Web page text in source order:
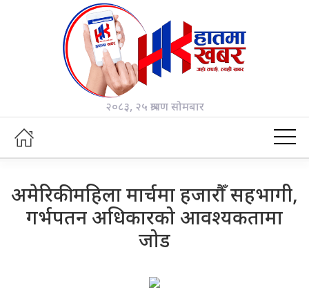
२०८३, २५ श्रावण सोमबार
अमेरिकी महिला मार्चमा हजारौँ सहभागी,
गर्भपतन अधिकारको आवश्यकतामा
जोड